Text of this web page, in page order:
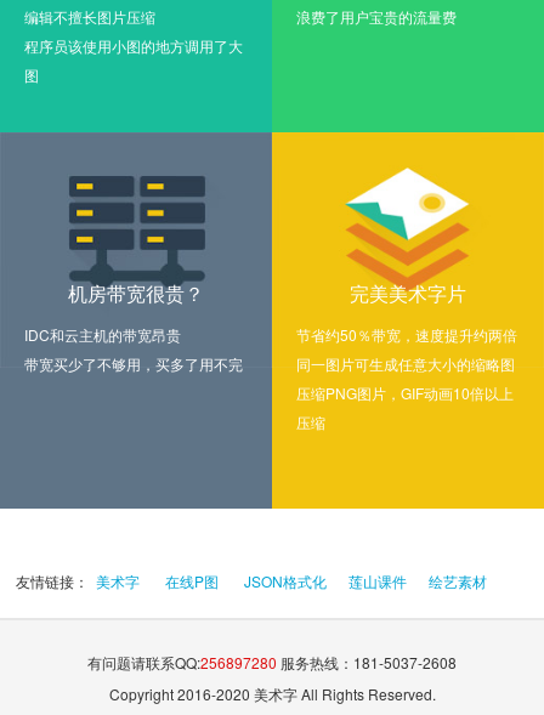
编辑不擅长图片压缩
程序员该使用小图的地方调用了大
图
浪费了用户宝贵的流量费
机房带宽很贵？
IDC和云主机的带宽昂贵
带宽买少了不够用，买多了用不完
完美美术字片
节省约50％带宽，速度提升约两倍
同一图片可生成任意大小的缩略图
压缩PNG图片，GIF动画10倍以上
压缩
友情链接：美术字 在线P图 JSON格式化 莲山课件 绘艺素材
有问题请联系QQ:256897280 服务热线：181-5037-2608
Copyright 2016-2020 美术字 All Rights Reserved.